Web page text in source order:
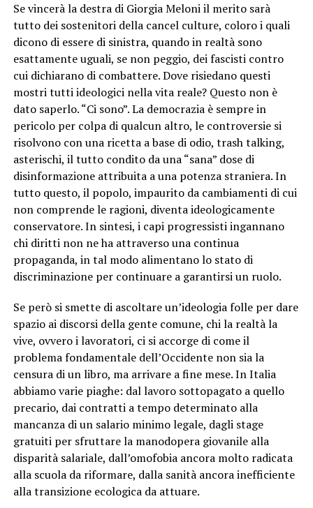
Se vincerà la destra di Giorgia Meloni il merito sarà
tutto dei sostenitori della cancel culture, coloro i quali
dicono di essere di sinistra, quando in realtà sono
esattamente uguali, se non peggio, dei fascisti contro
cui dichiarano di combattere. Dove risiedano questi
mostri tutti ideologici nella vita reale? Questo non è
dato saperlo. “Ci sono”. La democrazia è sempre in
pericolo per colpa di qualcun altro, le controversie si
risolvono con una ricetta a base di odio, trash talking,
asterischi, il tutto condito da una “sana” dose di
disinformazione attribuita a una potenza straniera. In
tutto questo, il popolo, impaurito da cambiamenti di cui
non comprende le ragioni, diventa ideologicamente
conservatore. In sintesi, i capi progressisti ingannano
chi diritti non ne ha attraverso una continua
propaganda, in tal modo alimentano lo stato di
discriminazione per continuare a garantirsi un ruolo.
Se però si smette di ascoltare un’ideologia folle per dare
spazio ai discorsi della gente comune, chi la realtà la
vive, ovvero i lavoratori, ci si accorge di come il
problema fondamentale dell’Occidente non sia la
censura di un libro, ma arrivare a fine mese. In Italia
abbiamo varie piaghe: dal lavoro sottopagato a quello
precario, dai contratti a tempo determinato alla
mancanza di un salario minimo legale, dagli stage
gratuiti per sfruttare la manodopera giovanile alla
disparità salariale, dall’omofobia ancora molto radicata
alla scuola da riformare, dalla sanità ancora inefficiente
alla transizione ecologica da attuare.